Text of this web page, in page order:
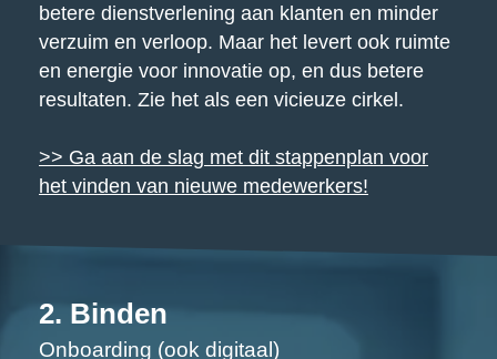
betere dienstverlening aan klanten en minder
verzuim en verloop. Maar het levert ook ruimte
en energie voor innovatie op, en dus betere
resultaten. Zie het als een vicieuze cirkel.
>> Ga aan de slag met dit stappenplan voor
het vinden van nieuwe medewerkers!
2. Binden
Onboarding (ook digitaal)